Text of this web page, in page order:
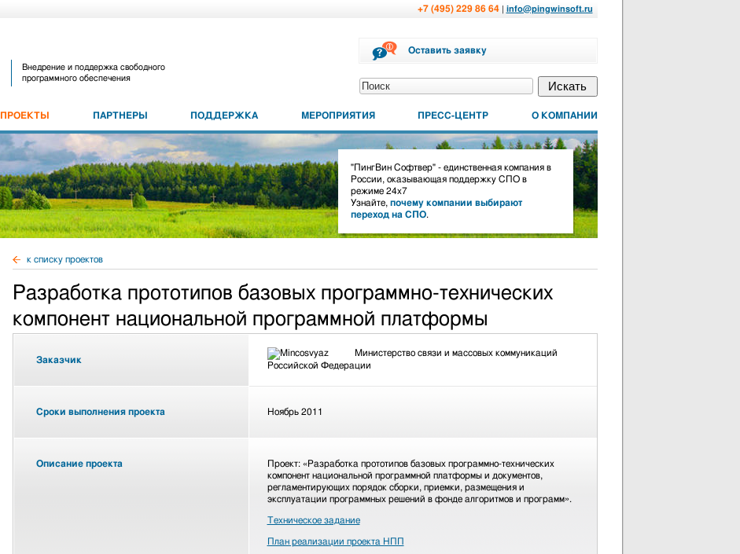
+7 (495) 229 86 64| info@pingwinsoft.ru
Внедрение и поддержка свободного
программного обеспечения
Оставить заявку
ПРОЕКТЫ ПАРТНЕРЫ ПОДДЕРЖКА МЕРОПРИЯТИЯ ПРЕСС-ЦЕНТР О КОМПАНИИ
"ПингВин Софтвер" - единственная компания в
России, оказывающая поддержку СПО в
режиме 24х7
Узнайте, почему компании выбирают
переход на СПО.
к списку проектов
Разработка прототипов базовых программно-технических
компонент национальной программной платформы
Заказчик
Министерство связи и массовых коммуникаций
Российской Федерации
Сроки выполнения проекта Ноябрь 2011
Описание проекта
Проект: «Разработка прототипов базовых программно-технических
компонент национальной программной платформы и документов,
регламентирующих порядок сборки, приемки, размещения и
эксплуатации программных решений в фонде алгоритмов и программ».
Техническое задание
План реализации проекта НПП